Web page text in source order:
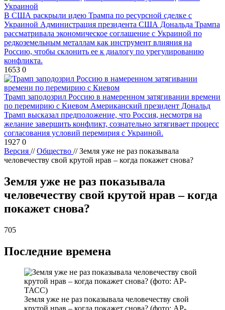
В США раскрыли идею Трампа по ресурсной сделке с
Украиной Администрация президента США Дональда Трампа
рассматривала экономическое соглашение с Украиной по
редкоземельным металлам как инструмент влияния на
Россию, чтобы склонить ее к диалогу по урегулированию
конфликта.
1653 0
Трамп заподозрил Россию в намеренном затягивании времени
по перемирию с Киевом Американский президент Дональд
Трамп высказал предположение, что Россия, несмотря на
желание завершить конфликт, сознательно затягивает процесс
согласования условий перемирия с Украиной.
1927 0
Версия //Общество //Земля уже не раз показывала
человечеству свой крутой нрав – когда покажет снова?
Земля уже не раз показывала
человечеству свой крутой нрав – когда
покажет снова?
705
Последние времена
Земля уже не раз показывала человечеству свой